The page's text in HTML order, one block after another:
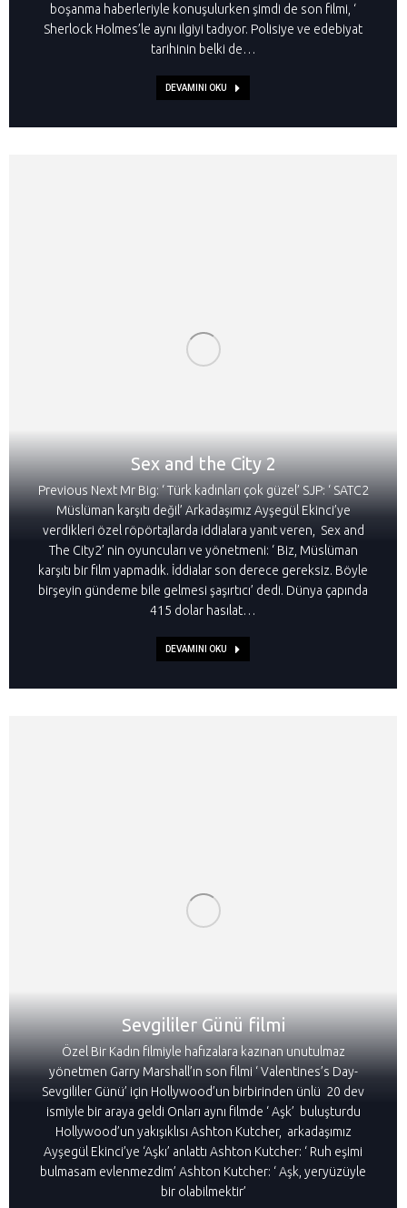
boşanma haberleriyle konuşulurken şimdi de son filmi, ‘
Sherlock Holmes’le aynı ilgiyi tadıyor. Polisiye ve edebiyat
tarihinin belki de…
DEVAMINI OKU
Sex and the City 2
Previous Next Mr Big: ‘ Türk kadınları çok güzel’ SJP: ‘ SATC2
Müslüman karşıtı değil’ Arkadaşımız Ayşegül Ekinci’ye
verdikleri özel röpörtajlarda iddialara yanıt veren, Sex and
The City2’ nin oyuncuları ve yönetmeni: ‘ Biz, Müslüman
karşıtı bir film yapmadık. İddialar son derece gereksiz. Böyle
birşeyin gündeme bile gelmesi şaşırtıcı’ dedi. Dünya çapında
415 dolar hasılat…
DEVAMINI OKU
Sevgililer Günü filmi
Özel Bir Kadın filmiyle hafızalara kazınan unutulmaz
yönetmen Garry Marshall’ın son filmi ‘ Valentines’s Day-
Sevgililer Günü’ için Hollywood’un birbirinden ünlü 20 dev
ismiyle bir araya geldi Onları aynı filmde ‘ Aşk’ buluşturdu
Hollywood’un yakışıklısı Ashton Kutcher, arkadaşımız
Ayşegül Ekinci’ye ‘Aşkı’ anlattı Ashton Kutcher: ‘ Ruh eşimi
bulmasam evlenmezdim’ Ashton Kutcher: ‘ Aşk, yeryüzüyle
bir olabilmektir’